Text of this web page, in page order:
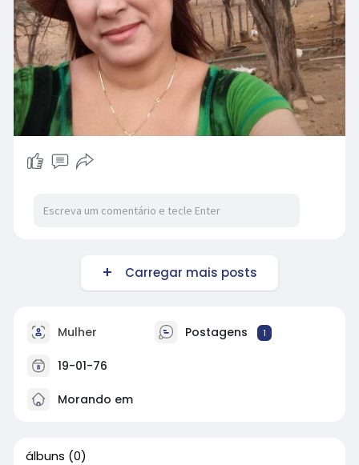
Carregar mais posts
Mulher Postagens 1
19-01-76
Morando em
álbuns (0)